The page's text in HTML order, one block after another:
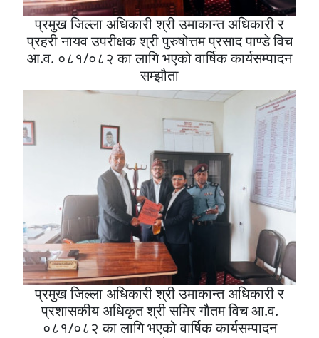
प्रमुख जिल्ला अधिकारी श्री उमाकान्त अधिकारी र
प्रहरी नायव उपरीक्षक श्री पुरुषोत्तम प्रसाद पाण्डे विच
आ.व. ०८१/०८२ का लागि भएको वार्षिक कार्यसम्पादन
सम्झौता
प्रमुख जिल्ला अधिकारी श्री उमाकान्त अधिकारी र
प्रशासकीय अधिकृत श्री समिर गौतम विच आ.व.
०८१/०८२ का लागि भएको वार्षिक कार्यसम्पादन